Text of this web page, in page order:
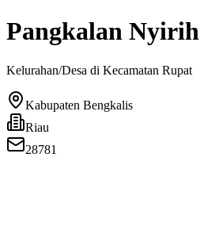
Pangkalan Nyirih
Kelurahan/Desa di Kecamatan Rupat
Kabupaten Bengkalis
Riau
28781